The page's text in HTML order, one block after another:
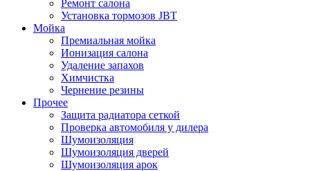
Ремонт салона
Установка тормозов JBT
Мойка
Премиальная мойка
Ионизация салона
Удаление запахов
Химчистка
Чернение резины
Прочее
Защита радиатора сеткой
Проверка автомобиля у дилера
Шумоизоляция
Шумоизоляция дверей
Шумоизоляция арок